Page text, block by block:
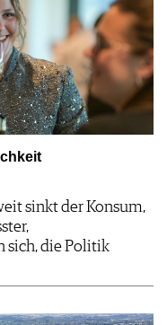
sinkt der Konsum,
sich, die Politik